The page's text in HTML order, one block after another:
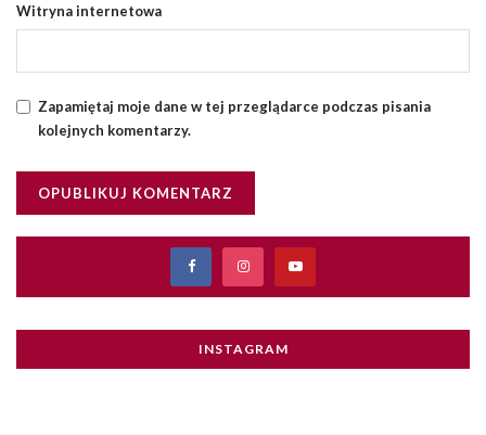
Witryna internetowa
Zapamiętaj moje dane w tej przeglądarce podczas pisania
kolejnych komentarzy.
INSTAGRAM